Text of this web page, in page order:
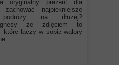
oryginalny prezent dla
najpiękniejsze
na dłużej?
ze zdjęciem to
które łączy w sobie walory